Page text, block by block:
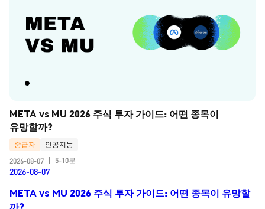
META vs MU 2026 주식 투자 가이드: 어떤 종목이
유망할까?
중급자
인공지능
2026-08-07
5-10분
2026-08-07
META vs MU 2026 주식 투자 가이드: 어떤 종목이 유망할
까?